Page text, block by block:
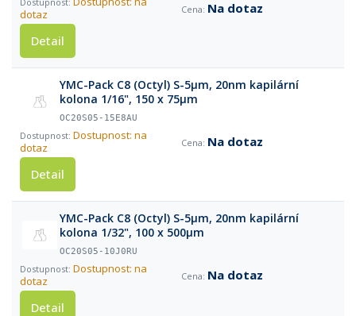
dotaz
Na dotaz
Detail
YMC-Pack C8 (Octyl) S-5µm, 20nm kapilární
kolona 1/16", 150 x 75µm
OC20S05-15E8AU
Dostupnost: na
dotaz
Na dotaz
Detail
YMC-Pack C8 (Octyl) S-5µm, 20nm kapilární
kolona 1/32", 100 x 500µm
OC20S05-10J0RU
Dostupnost: na
dotaz
Na dotaz
Detail